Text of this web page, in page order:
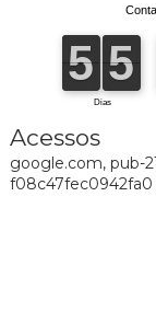
Acessos
google.com, pub-
f08c47fec0942fa0